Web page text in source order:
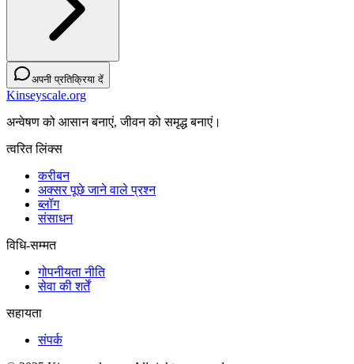
अपनी प्रतिक्रिया दें
Kinseyscale.org
अन्वेषण को आसान बनाएं, जीवन को समृद्ध बनाएं।
त्वरित लिंक्स
करीबन
अक्सर पूछे जाने वाले प्रश्न
ब्लॉग
संसाधन
विधि-सम्‍मत
गोपनीयता नीति
सेवा की शर्तें
सहायता
संपर्क